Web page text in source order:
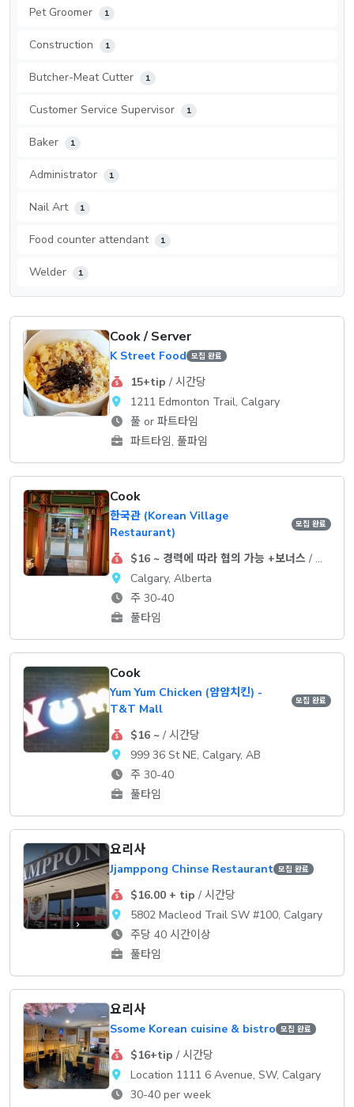
Pet Groomer 1
Construction 1
Butcher-Meat Cutter 1
Customer Service Supervisor 1
Baker 1
Administrator 1
Nail Art 1
Food counter attendant 1
Welder 1
Cook / Server
K Street Food 모집 완료
15+tip / 시간당
1211 Edmonton Trail, Calgary
풀 or 파트타임
파트타임, 풀파임
Cook
한국관 (Korean Village
Restaurant)
모집 완료
$16 ~ 경력에 따라 협의 가능 +보너스 / 시간당
Calgary, Alberta
주 30-40
풀타임
Cook
Yum Yum Chicken (얌얌치킨) -
T&T Mall
모집 완료
$16 ~/ 시간당
999 36 St NE, Calgary, AB
주 30-40
풀타임
요리사
Jjamppong Chinse Restaurant 모집 완료
$16.00 + tip / 시간당
5802 Macleod Trail SW #100, Calgary
주당 40 시간이상
풀타임
요리사
Ssome Korean cuisine & bistro 모집 완료
$16+tip / 시간당
Location 1111 6 Avenue, SW, Calgary
30-40 per week